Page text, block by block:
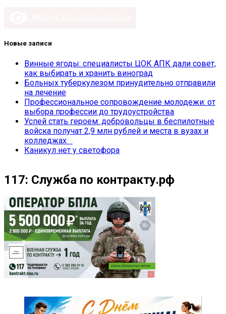
Новые записи
Винные ягоды: специалисты ЦОК АПК дали совет,
как выбирать и хранить виноград
Больных туберкулезом принудительно отправили
на лечение
Профессиональное сопровождение молодежи: от
выбора профессии до трудоустройства
Успей стать героем: добровольцы в беспилотные
войска получат 2,9 млн рублей и места в вузах и
колледжах
Каникул нет у светофора
117: Служба по контракту.рф